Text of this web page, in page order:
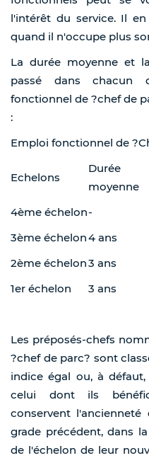
l'intérêt du service. Il
quand il n'occupe plus
La durée moyenne et
passé dans chacun
fonctionnel de ?chef de
:
Emploi fonctionnel de
Echelons
Durée
moyenne
4ème échelon-
3ème échelon4 ans
2ème échelon3 ans
1er échelon
3 ans
Les préposés-chefs
?chef de parc? sont
indice égal ou, à
celui dont ils
conservent
grade précédent, dans
de l'échelon de leur